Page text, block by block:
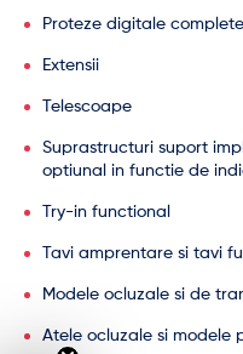
Proteze digitale complete
Extensii
Telescoape
Suprastructuri suport
optiunal in functie de
Try-in functional
Tavi amprentare si tavi
Modele ocluzale si de
Atele ocluzale si modele